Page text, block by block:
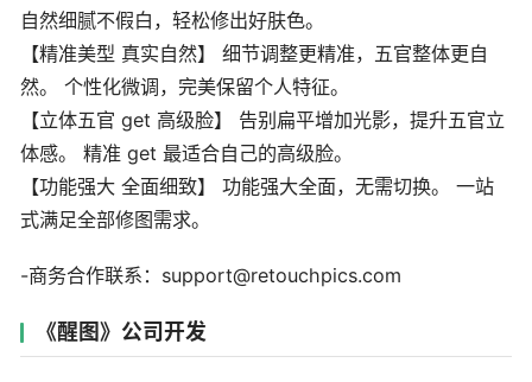
自然细腻不假白，轻松修出好肤色。
【精准美型 真实自然】 细节调整更精准，五官整体更自
然。 个性化微调，完美保留个人特征。
【立体五官 get 高级脸】 告别扁平增加光影，提升五官立
体感。 精准 get 最适合自己的高级脸。
【功能强大 全面细致】 功能强大全面，无需切换。 一站
式满足全部修图需求。
-商务合作联系：support@retouchpics.com
《醒图》公司开发